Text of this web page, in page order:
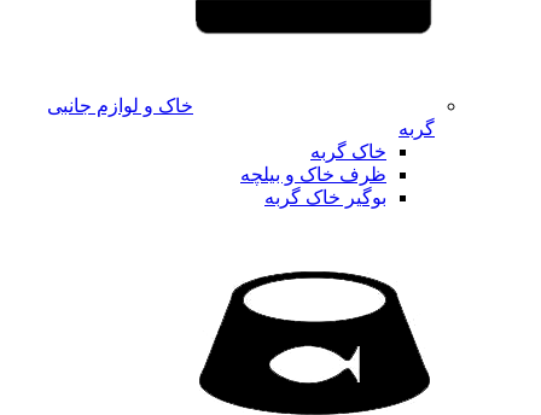
خاک و لوازم جانبی
گربه
خاک گربه
ظرف خاک و بیلچه
بوگیر خاک گربه